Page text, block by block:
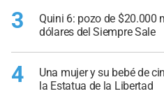
3
Quini 6: pozo de $20.000
dólares del Siempre Sale
4
Una mujer y su bebé de
la Estatua de la Libertad